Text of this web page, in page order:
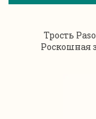
Трость
Роскошная